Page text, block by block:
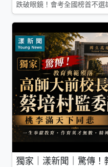
跌破眼鏡！會考全國榜首不
獨家｜漾新聞｜驚傳